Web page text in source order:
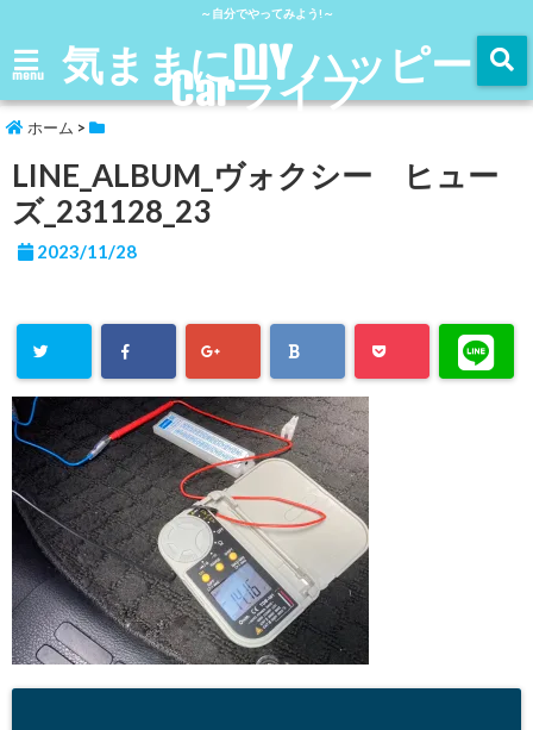
～自分でやってみよう!～
menu 気ままにDIY ハッピー
Carライフ
ホーム >
LINE_ALBUM_ヴォクシー ヒュー
ズ_231128_23
2023/11/28